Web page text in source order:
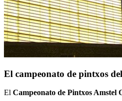
El campeonato de pintxos
El Campeonato de Pintxos Amstel